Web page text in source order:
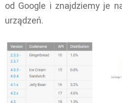
od Google i znajdziemy je
urządzeń.